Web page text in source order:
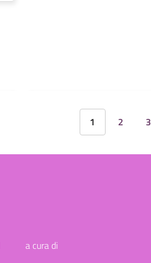
1 2 3
a cura di